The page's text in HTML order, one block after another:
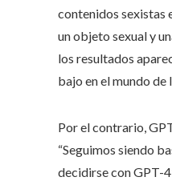
contenidos sexistas
un objeto sexual y
los resultados
bajo en el mundo de
Por el contrario,
“Seguimos siendo
decidirse con GPT-